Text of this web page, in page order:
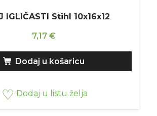
IGLIČASTI Stihl 10x16x12
7,17 €
Dodaj u košaricu
Dodaj u listu želja